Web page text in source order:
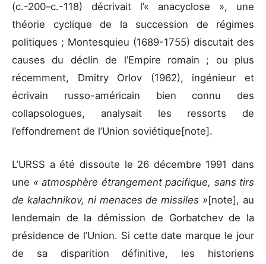
(c.-200–c.-118) décrivait l’« anacyclose », une
théorie cyclique de la succession de régimes
politiques ; Montesquieu (1689-1755) discutait des
causes du déclin de l’Empire romain ; ou plus
récemment, Dmitry Orlov (1962), ingénieur et
écrivain russo-américain bien connu des
collapsologues, analysait les ressorts de
l’effondrement de l’Union soviétique[note].
L’URSS a été dissoute le 26 décembre 1991 dans
une « atmosphère étrangement pacifique, sans tirs
de kalachnikov, ni menaces de missiles »[note], au
lendemain de la démission de Gorbatchev de la
présidence de l’Union. Si cette date marque le jour
de sa disparition définitive, les historiens